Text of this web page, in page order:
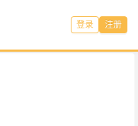
登录 注册